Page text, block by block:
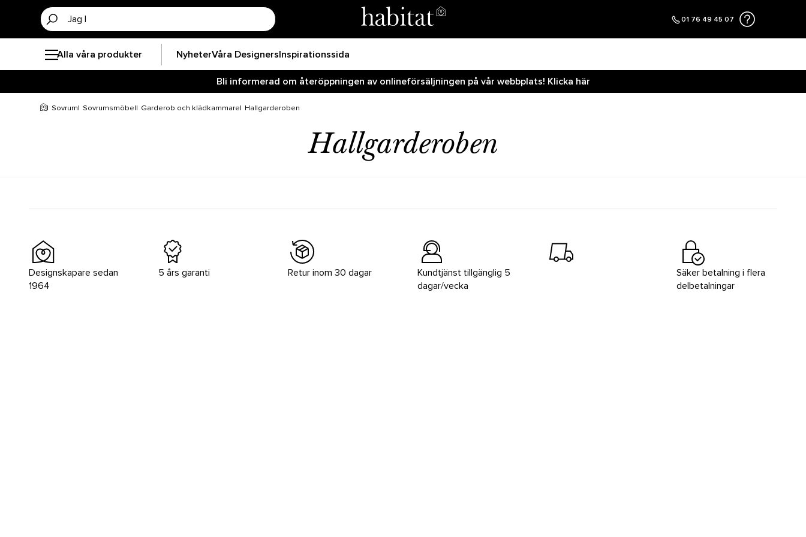
01 76 49 45 07
Alla våra produkter NyheterVåra DesignersInspirationssida
Bli informerad om återöppningen av onlineförsäljningen på vår webbplats! Klicka här
Sovrum Sovrumsmöbel Garderob och klädkammare Hallgarderoben
Hallgarderoben
Designskapare sedan
1964
5 års garanti Retur inom 30 dagar
Kundtjänst tillgänglig 5
dagar/vecka
Säker betalning i flera
delbetalningar